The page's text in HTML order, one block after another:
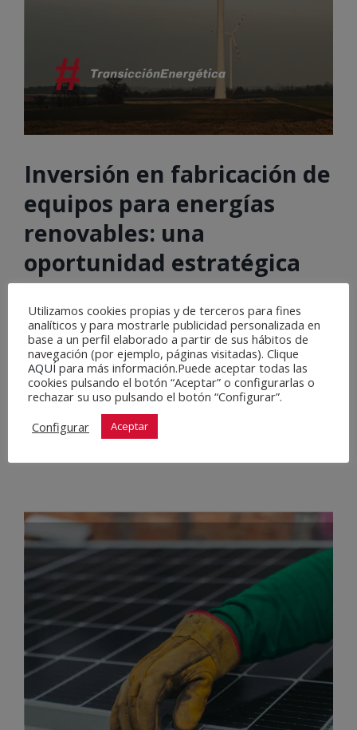
Inversión en fabricación de
equipos para energías
renovables: una
oportunidad estratégica
para España
La transición energética global está en pleno auge,
y la inversión en la fabricación de equipos para
energías renovables se ha convertido en un pilar
fundamental para alcanzar los objetivos [...]
Utilizamos cookies propias y de terceros para fines
analíticos y para mostrarle publicidad personalizada en
base a un perfil elaborado a partir de sus hábitos de
navegación (por ejemplo, páginas visitadas). Clique
AQUÍ para más información.Puede aceptar todas las
cookies pulsando el botón “Aceptar” o configurarlas o
rechazar su uso pulsando el botón “Configurar”.
Configurar
Aceptar